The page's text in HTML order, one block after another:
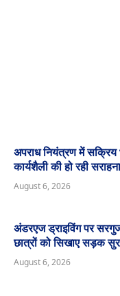
अपराध नियंत्रण में सक्रिय
कार्यशैली की हो रही
August 6, 2026
अंडरएज ड्राइविंग पर
छात्रों को सिखाए सड़क
August 6, 2026